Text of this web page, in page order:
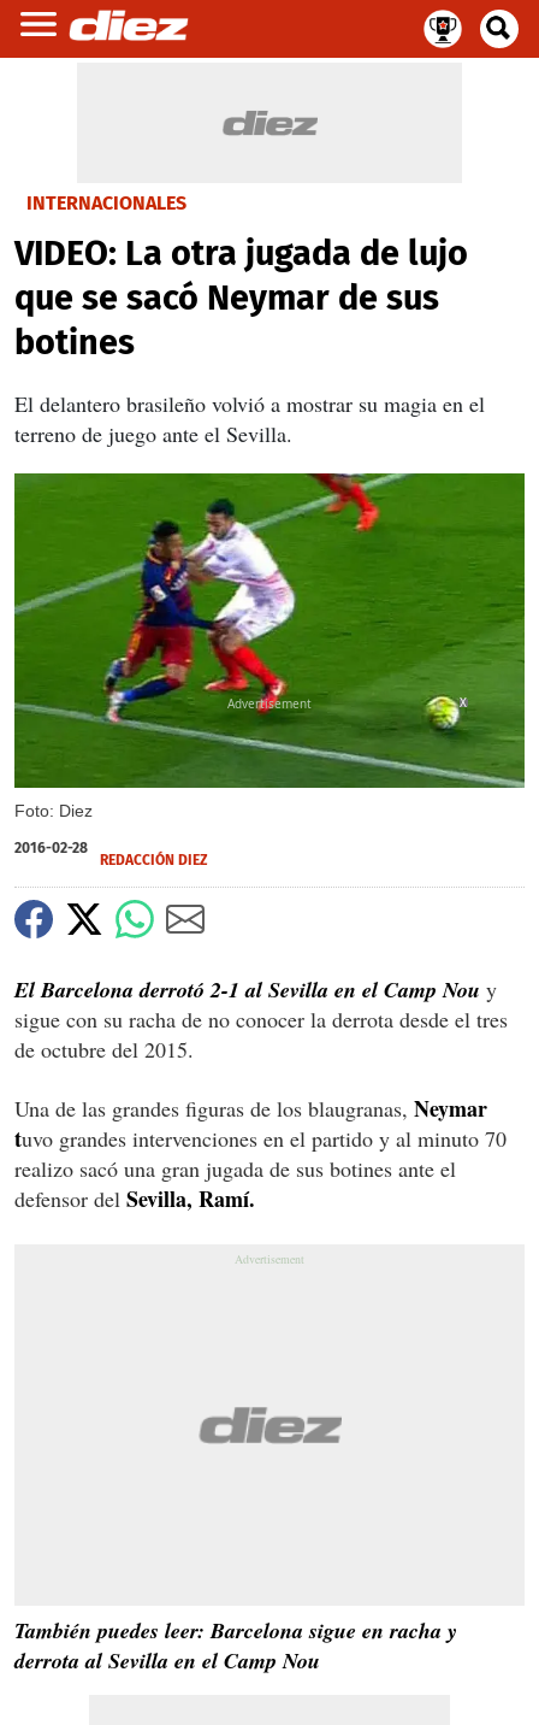
INTERNACIONALES
VIDEO: La otra jugada de lujo
que se sacó Neymar de sus
botines
El delantero brasileño volvió a mostrar su magia en el
terreno de juego ante el Sevilla.
Foto: Diez
X
2016-02-28
REDACCIÓN DIEZ
El Barcelona derrotó 2-1 al Sevilla en el Camp Nou y
sigue con su racha de no conocer la derrota desde el tres
de octubre del 2015.
Una de las grandes figuras de los blaugranas, Neymar
tuvo grandes intervenciones en el partido y al minuto 70
realizo sacó una gran jugada de sus botines ante el
defensor del Sevilla, Ramí.
También puedes leer: Barcelona sigue en racha y
derrota al Sevilla en el Camp Nou